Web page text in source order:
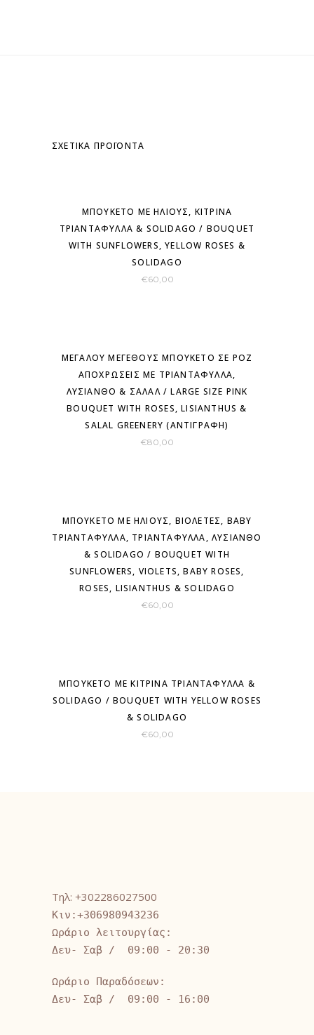
ΣΧΕΤΙΚΆ ΠΡΟΪΌΝΤΑ
ΜΠΟΥΚΈΤΟ ΜΕ ΉΛΙΟΥΣ, ΚΊΤΡΙΝΑ
ΤΡΙΑΝΤΆΦΥΛΛΑ & SOLIDAGO / BOUQUET
WITH SUNFLOWERS, YELLOW ROSES &
SOLIDAGO
€60,00
ΜΕΓΆΛΟΥ ΜΕΓΈΘΟΥΣ ΜΠΟΥΚΈΤΟ ΣΕ ΡΟΖ
ΑΠΟΧΡΏΣΕΙΣ ΜΕ ΤΡΙΑΝΤΆΦΥΛΛΑ,
ΛΥΣΊΑΝΘΟ & ΣΑΛΆΛ / LARGE SIZE PINK
BOUQUET WITH ROSES, LISIANTHUS &
SALAL GREENERY (ΑΝΤΙΓΡΑΦΉ)
€80,00
ΜΠΟΥΚΈΤΟ ΜΕ ΉΛΙΟΥΣ, ΒΙΟΛΈΤΕΣ, ΒABY
ΤΡΙΑΝΤΆΦΥΛΛΑ, ΤΡΙΑΝΤΆΦΥΛΛΑ, ΛΥΣΊΑΝΘΟ
& SOLIDAGO / BOUQUET WITH
SUNFLOWERS, VIOLETS, BABY ROSES,
ROSES, LISIANTHUS & SOLIDAGO
€60,00
ΜΠΟΥΚΈΤΟ ΜΕ ΚΊΤΡΙΝΑ ΤΡΙΑΝΤΆΦΥΛΛΑ &
SOLIDAGO / BOUQUET WITH YELLOW ROSES
& SOLIDAGO
€60,00
Τηλ: +302286027500
Κιν:+306980943236
Ωράριο λειτουργίας:
Δευ- Σαβ / 09:00 - 20:30
Ωράριο Παραδόσεων:
Δευ- Σαβ / 09:00 - 16:00